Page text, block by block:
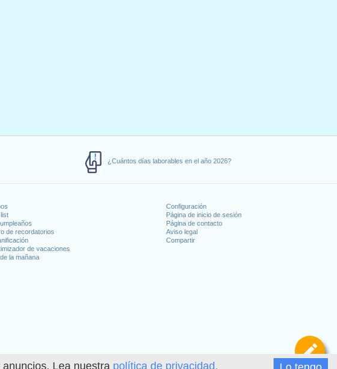
Lea nuestra política de privacidad.
¿Cuántos días laborables en el año 2026?
de recordatorios
de vacaciones
la mañana
Configuración
Página de inicio de sesión
Página de contacto
Aviso legal
Compartir